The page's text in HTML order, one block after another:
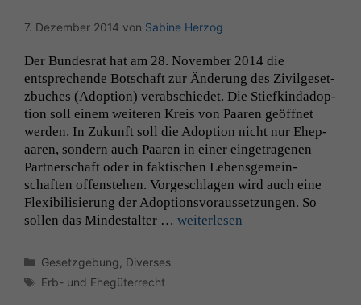
7. Dezember 2014 von Sabine Herzog
Der Bun­desrat hat am 28. Novem­ber 2014 die
entsprechende Botschaft zur Änderung des Zivilge­set­
zbuch­es (Adop­tion) ver­ab­schiedet. Die Stiefkin­dadop­
tion soll einem weit­eren Kreis von Paaren geöffnet
wer­den. In Zukun­ft soll die Adop­tion nicht nur Ehep­
aaren, son­dern auch Paaren in ein­er einge­tra­ge­nen
Part­ner­schaft oder in fak­tis­chen Lebens­ge­mein­
schaften offen­ste­hen. Vorgeschla­gen wird auch eine
Flex­i­bil­isierung der Adop­tionsvo­raus­set­zun­gen. So
sollen das Min­destal­ter … weit­er­lesen
Kategorien
Gesetzgebung Diverses
Schlagwörter
Erb- und Ehegüterrecht